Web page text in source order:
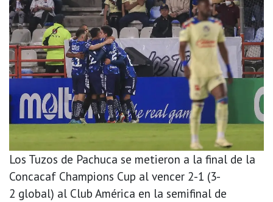
Los Tuzos de Pachuca se metieron a la final de la
Concacaf Champions Cup al vencer 2-1 (3-
2 global) al Club América en la semifinal de